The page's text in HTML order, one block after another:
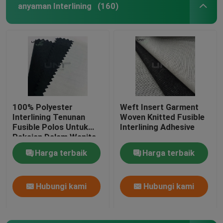
anyaman Interlining (160)
100% Polyester
Interlining Tenunan
Fusible Polos Untuk
Pakaian Dalam Wanita
Harga terbaik
Hubungi kami
Weft Insert Garment
Woven Knitted Fusible
Interlining Adhesive
Harga terbaik
Hubungi kami